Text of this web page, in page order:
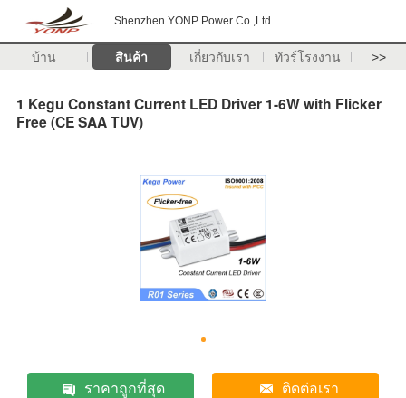
Shenzhen YONP Power Co.,Ltd
บ้าน สินค้า เกี่ยวกับเรา ทัวร์โรงงาน >>
1 Kegu Constant Current LED Driver 1-6W with Flicker
Free (CE SAA TUV)
ราคาถูกที่สุด ติดต่อเรา